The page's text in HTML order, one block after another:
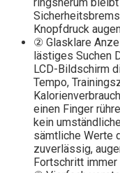
Knopfdruck
② Glasklare
lästiges Suchen
LCD-Bildschirm
Tempo,
einen Finger
kein
sämtliche Werte
zuverlässig,
Fortschritt